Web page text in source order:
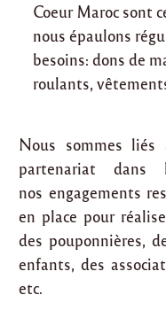
Coeur Maroc sont
nous épaulons
besoins: dons de
roulants,
Nous sommes
partenariat dans
nos engagements
en place pour
des pouponnières,
enfants, des
etc.